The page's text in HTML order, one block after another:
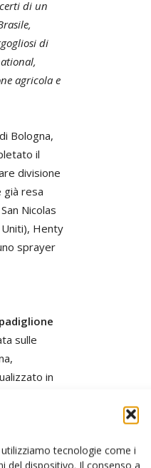
tecnologie come i
del dispositivo. Il consenso a
di un
di
agricola e
Bologna,
il
divisione
già resa
Nicolas
Henty
sprayer
padiglione
sulle
in
del